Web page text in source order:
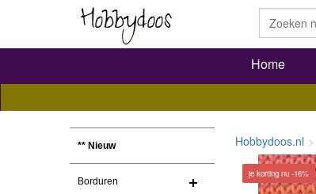
Home
** Nieuw
Borduren
Hobbydoos.nl
je korting nu -16%